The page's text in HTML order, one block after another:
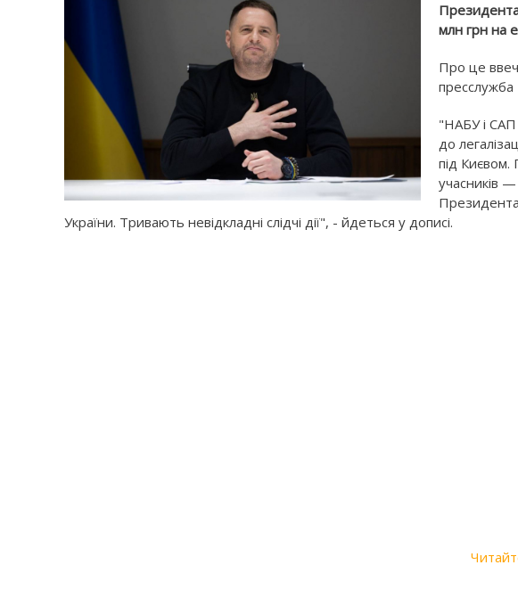
Президента
млн грн на
Про це
пресслужба
"НАБУ і САП
до
під Києвом.
учасників
України. Тривають невідкладні слідчі дії", - йдеться у дописі.